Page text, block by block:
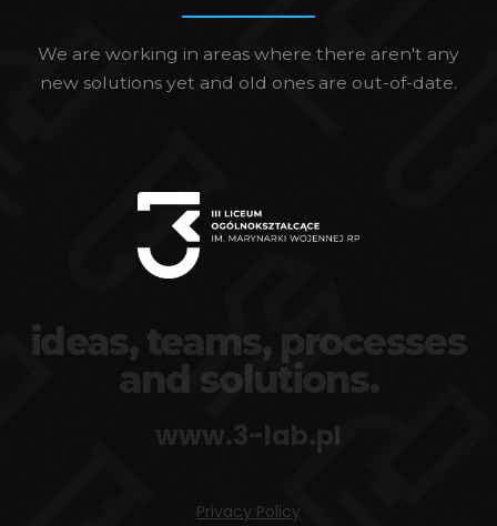
We are working in areas where there aren't any
new solutions yet and old ones are out-of-date.
ideas, teams, processes
and solutions.
www.3-lab.pl
Privacy Policy